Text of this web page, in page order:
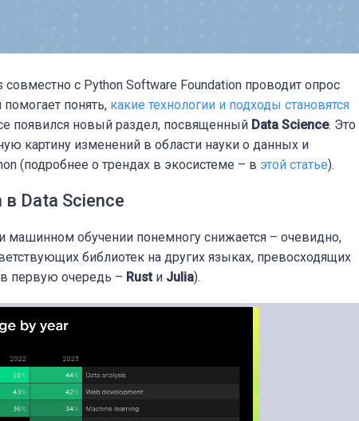
с Python Software Foundation проводит опрос
понять, какие технологии и подходы становятся
появился новый раздел, посвященный Data Science. Это
картину изменений в области науки о данных и
(подробнее о трендах в экосистеме – в этой статье).
Data Science
машинном обучении понемногу снижается – очевидно,
библиотек на других языках, превосходящих
первую очередь – Rustи Julia).